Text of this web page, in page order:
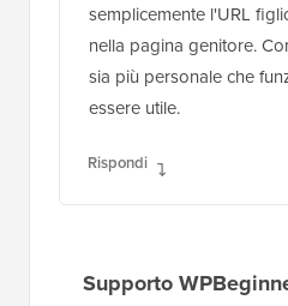
semplicemente l'URL
nella pagina genitore.
sia più personale che
essere utile.
Rispondi
Supporto